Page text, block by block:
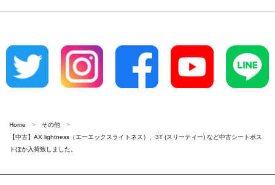
Home
その他
【中古】AX lightness（エーエックスライトネス）、3T (スリーティー) など中古シートポス
トほか入荷致しました。